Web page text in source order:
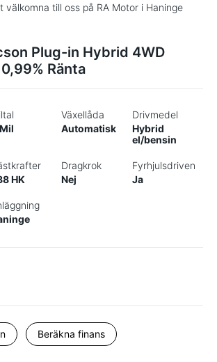
välkomna till oss på RA Motor i Haninge
Plug-in Hybrid 4WD
Ränta
Växellåda
Automatisk
Drivmedel
Hybrid
el/bensin
HK
Dragkrok
Nej
Fyrhjulsdriven
Ja
Beräkna finans